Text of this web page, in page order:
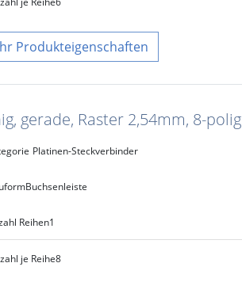
Produkteigenschaften
gerade, Raster 2,54mm, 8-polig
Platinen-Steckverbinder
Buchsenleiste
Reihen1
je Reihe8